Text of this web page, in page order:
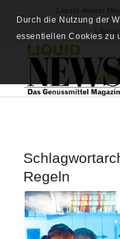
Regeln
Durch die Nutzung der
essentiellen Cookies zu